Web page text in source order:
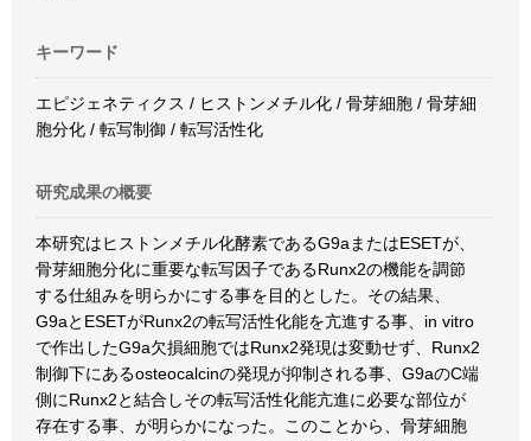
キーワード
エピジェネティクス / ヒストンメチル化 / 骨芽細胞 / 骨芽細
胞分化 / 転写制御 / 転写活性化
研究成果の概要
本研究はヒストンメチル化酵素であるG9aまたはESETが、
骨芽細胞分化に重要な転写因子であるRunx2の機能を調節
する仕組みを明らかにする事を目的とした。その結果、
G9aとESETがRunx2の転写活性化能を亢進する事、in vitro
で作出したG9a欠損細胞ではRunx2発現は変動せず、Runx2
制御下にあるosteocalcinの発現が抑制される事、G9aのC端
側にRunx2と結合しその転写活性化能亢進に必要な部位が
存在する事、が明らかになった。このことから、骨芽細胞